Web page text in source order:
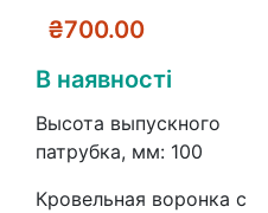
₴700.00
В наявності
Высота выпускного
патрубка, мм: 100
Кровельная воронка с